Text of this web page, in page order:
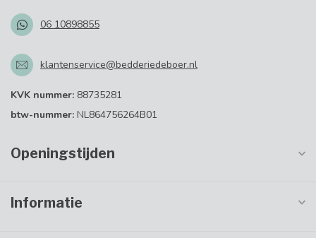
06 10898855
klantenservice@bedderiedeboer.nl
KVK nummer: 88735281
btw-nummer: NL864756264B01
Openingstijden
Informatie